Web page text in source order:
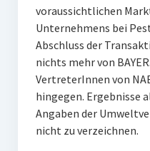
voraussichtlichen
Unternehmens bei
Abschluss der
nichts mehr von
VertreterInnen von
hingegen. Ergebnisse
Angaben der
nicht zu verzeichnen.